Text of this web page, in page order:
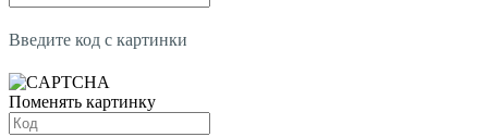
Введите код с картинки
Поменять картинку